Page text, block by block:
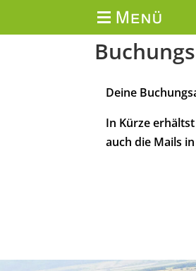
Deine
In Kürze
auch die Mails